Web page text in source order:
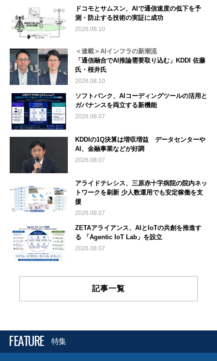
ドコモとサムスン、AIで通信速度の低下を予
測・防止する技術の実証に成功
2026.08.10
＜連載＞AIインフラの新潮流
「通信融合でAI推論需要取り込む」KDDI 佐藤
氏・桜井氏
2026.08.10
ソフトバンク、AIコーディングツールの活用と
ガバナンスを両立する新機能
2026.08.07
KDDIの1Q決算は増収増益 データセンターや
AI、金融事業などが好調
2026.08.07
アライドテレシス、三原赤十字病院の院内ネッ
トワークを刷新 少人数運用でも安定稼働を支
援
2026.08.07
ZETAアライアンス、AIとIoTの共創を推進す
る 「Agentic IoT Lab」を設立
2026.08.07
記事一覧
FEATURE 特集